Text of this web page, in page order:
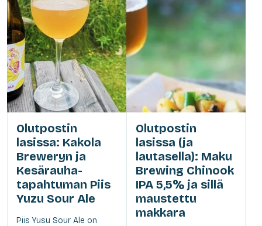
Olutpostin
lasissa: Kakola
Breweryn ja
Kesärauha-
tapahtuman Piis
Yuzu Sour Ale
Piis Yusu Sour Ale on
Olutpostin
lasissa (ja
lautasella): Maku
Brewing Chinook
IPA 5,5% ja sillä
maustettu
makkara